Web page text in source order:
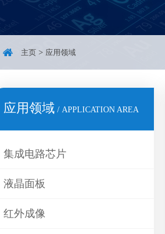
主页 > 应用领域
应用领域 / APPLICATION AREA
集成电路芯片
液晶面板
红外成像